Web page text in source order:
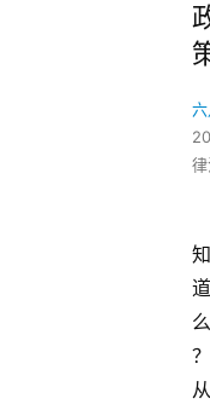
知
道
么
？
从